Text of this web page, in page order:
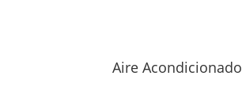
Aire Acondicionado